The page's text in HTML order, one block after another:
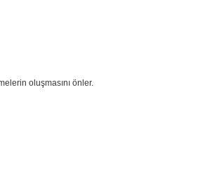
oluşmasını önler.